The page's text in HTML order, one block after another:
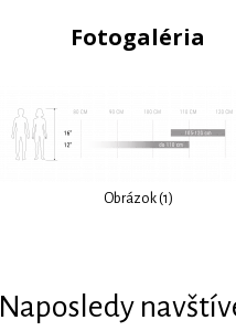
Fotogaléria
Obrázok (1)
Naposledy